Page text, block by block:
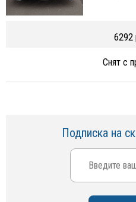
6292
Снят с
Подписка на